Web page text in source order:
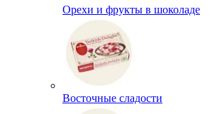
Орехи и фрукты в шоколаде
Восточные сладости